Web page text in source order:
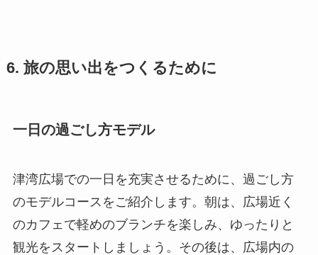
6. 旅の思い出をつくるために
一日の過ごし方モデル
津湾広場での一日を充実させるために、過ごし方
のモデルコースをご紹介します。朝は、広場近く
のカフェで軽めのブランチを楽しみ、ゆったりと
観光をスタートしましょう。その後は、広場内の